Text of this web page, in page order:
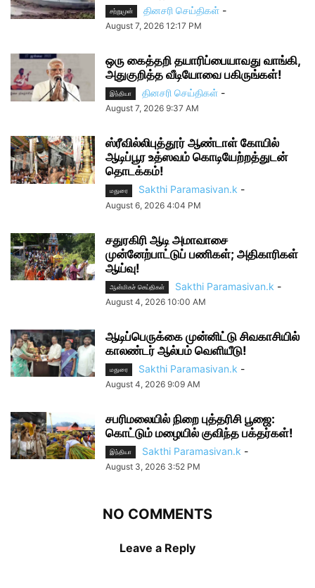
சற்றுமுன் தினசரி செய்திகள் -
August 7, 2026 12:17 PM
ஒரு கைத்தறி தயாரிப்பையாவது வாங்கி,
அதுகுறித்த வீடியோவை பகிருங்கள்!
இந்தியா தினசரி செய்திகள் -
August 7, 2026 9:37 AM
ஸ்ரீவில்லிபுத்தூர் ஆண்டாள் கோயில்
ஆடிப்பூர உத்ஸவம் கொடியேற்றத்துடன்
தொடக்கம்!
மதுரை Sakthi Paramasivan.k -
August 6, 2026 4:04 PM
சதுரகிரி ஆடி அமாவாசை
முன்னேற்பாட்டுப் பணிகள்; அதிகாரிகள்
ஆய்வு!
ஆன்மிகச் செய்திகள் Sakthi Paramasivan.k -
August 4, 2026 10:00 AM
ஆடிப்பெருக்கை முன்னிட்டு சிவகாசியில்
காலண்டர் ஆல்பம் வெளியீடு!
மதுரை Sakthi Paramasivan.k -
August 4, 2026 9:09 AM
சபரிமலையில் நிறை புத்தரிசி பூஜை:
கொட்டும் மழையில் குவிந்த பக்தர்கள்!
இந்தியா Sakthi Paramasivan.k -
August 3, 2026 3:52 PM
NO COMMENTS
Leave a Reply